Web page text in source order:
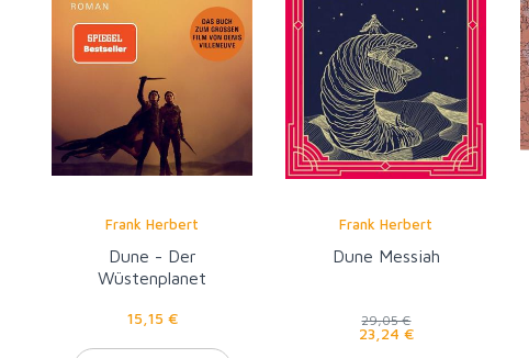
Frank Herbert
Dune - Der
Wüstenplanet
15,15 €
Frank Herbert
Dune Messiah
29,05 €
23,24 €